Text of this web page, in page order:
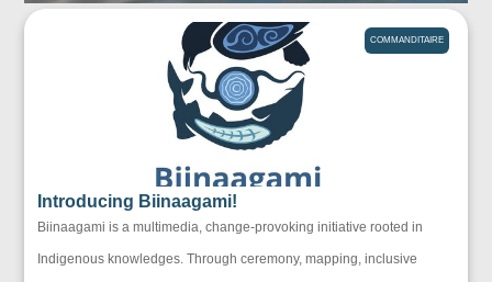
COMMANDITAIRE
Introducing Biinaagami!
Biinaagami is a multimedia, change-provoking initiative rooted in
Indigenous knowledges. Through ceremony, mapping, inclusive